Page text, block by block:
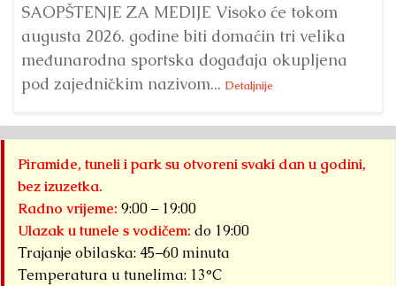
SAOPŠTENJE ZA MEDIJE Visoko će tokom
augusta 2026. godine biti domaćin tri velika
međunarodna sportska događaja okupljena
pod zajedničkim nazivom... Detaljnije
Piramide, tuneli i park su otvoreni svaki dan u godini,
bez izuzetka.
Radno vrijeme: 9:00 – 19:00
Ulazak u tunele s vodičem: do 19:00
Trajanje obilaska: 45–60 minuta
Temperatura u tunelima: 13°C